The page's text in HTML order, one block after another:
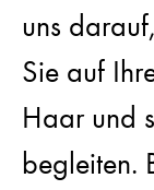
uns
Sie auf
Haar und
begleiten.